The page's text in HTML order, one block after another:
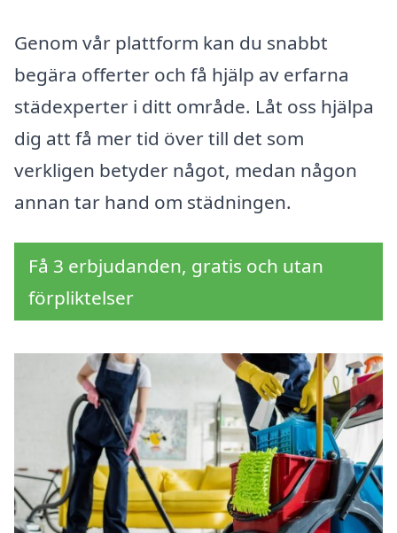
Genom vår plattform kan du snabbt
begära offerter och få hjälp av erfarna
städexperter i ditt område. Låt oss hjälpa
dig att få mer tid över till det som
verkligen betyder något, medan någon
annan tar hand om städningen.
Få 3 erbjudanden, gratis och utan
förpliktelser